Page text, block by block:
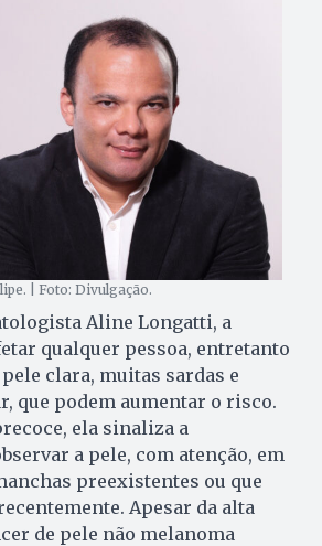
| Foto: Divulgação.
Aline Longatti, a
qualquer pessoa, entretanto
clara, muitas sardas e
que podem aumentar o risco.
ela sinaliza a
a pele, com atenção, em
preexistentes ou que
Apesar da alta
de pele não melanoma